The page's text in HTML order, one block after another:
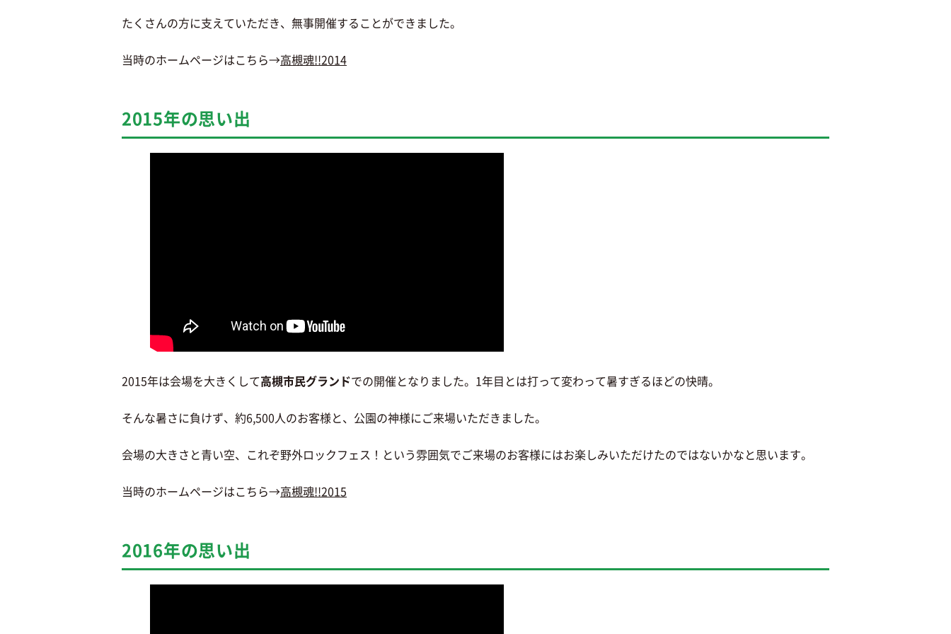
たくさんの方に支えていただき、無事開催することができました。
当時のホームページはこちら→高槻魂!!2014
2015年の思い出
2015年は会場を大きくして高槻市民グランドでの開催となりました。1年目とは打って変わって暑すぎるほどの快晴。
そんな暑さに負けず、約6,500人のお客様と、公園の神様にご来場いただきました。
会場の大きさと青い空、これぞ野外ロックフェス！という雰囲気でご来場のお客様にはお楽しみいただけたのではないかなと思います。
当時のホームページはこちら→高槻魂!!2015
2016年の思い出